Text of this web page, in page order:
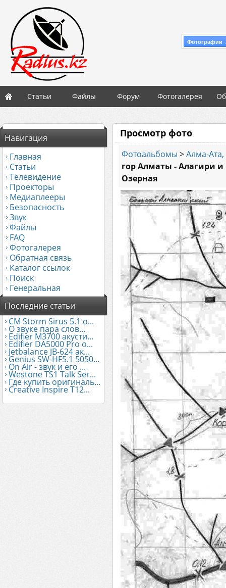
Фотографии
Статьи Файлы Форум Фотогалерея
Навигация
Главная
Статьи
Телевидение
Проекторы
Медиаплееры
Безопасность
Звук
Файлы
FAQ
Фотогалерея
Обратная связь
Каталог ссылок
Поиск
Генеральная
Последние статьи
CM Storm Sirus 5.1 о...
О звуке пара слов...
Edifier М3700 акусти...
Edifier DA5000 Pro о...
Jetbalance JB-624 ак...
Genius SW-HF5.1 5050...
On Air - звук и его ...
Westone TS1 Talk Ser...
Где купить оригиналь...
Creative Inspire T12...
Просмотр фото
Фотоальбомы >Алма-Ата,
гор Алматы - Алагири и
Озерная